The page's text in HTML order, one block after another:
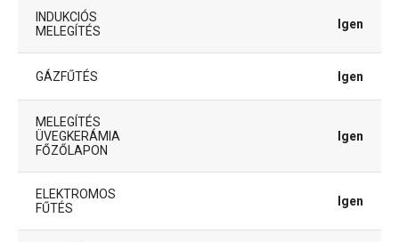
INDUKCIÓS
MELEGÍTÉS
Igen
GÁZFŰTÉS Igen
MELEGÍTÉS
ÜVEGKERÁMIA
FŐZŐLAPON
Igen
ELEKTROMOS
FŰTÉS
Igen